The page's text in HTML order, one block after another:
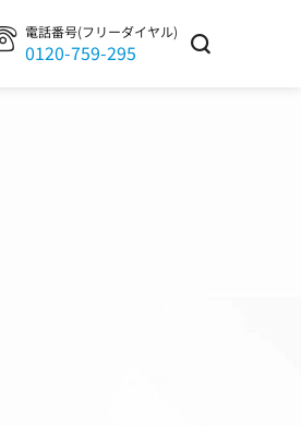
電話番号(フリーダイヤル)
0120-759-295